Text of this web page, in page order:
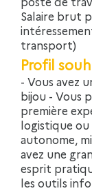
Salaire brut
transport)
Profil
- Vous avez une forte appétence pour l’univers du
bijou - Vous
première
logistique ou
autonome,
avez une
esprit
les outils